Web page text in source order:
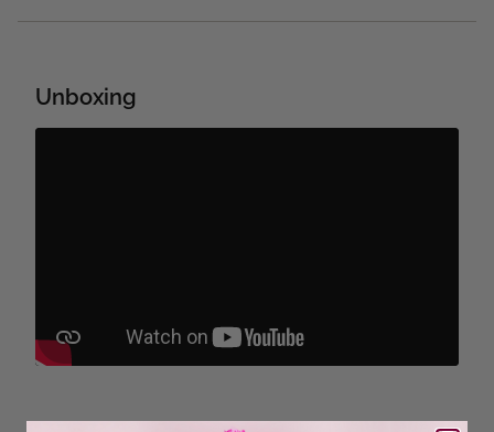
Unboxing